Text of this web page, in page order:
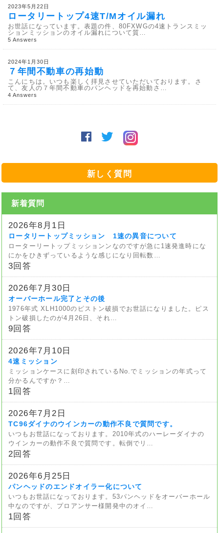
2023年5月22日
ロータリートップ4速T/Mオイル漏れ
お世話になっています。表題の件、80FXWGの4速トランスミッ
ションミッションのオイル漏れについて質…
5 Answers
2024年1月30日
７年間不動車の再始動
こんにちは。いつも楽しく拝見させていただいております。さ
て、友人の７年間不動車のパンヘッドを再始動さ…
4 Answers
新しく質問
新着質問
2026年8月1日
ロータリートップミッション 1速の異音について
ローターリートップミッションンなのですが急に1速発進時にな
にかをひきずっているような感じになり回転数…
3回答
2026年7月30日
オーバーホール完了とその後
1976年式 XLH1000のピストン破損でお世話になりました。ピス
トン破損したのが4月26日、それ…
9回答
2026年7月10日
4速ミッション
ミッションケースに刻印されているNo.でミッションの年式って
分かるんですか？…
1回答
2026年7月2日
TC96ダイナのウインカーの動作不良で質問です。
いつもお世話になっております。2010年式のハーレーダイナの
ウインカーの動作不良で質問です。転倒でリ…
2回答
2026年6月25日
パンヘッドのエンドオイラー化について
いつもお世話になっております。53パンヘッドをオーバーホール
中なのですが、プロアンサー様開発中のオイ…
1回答